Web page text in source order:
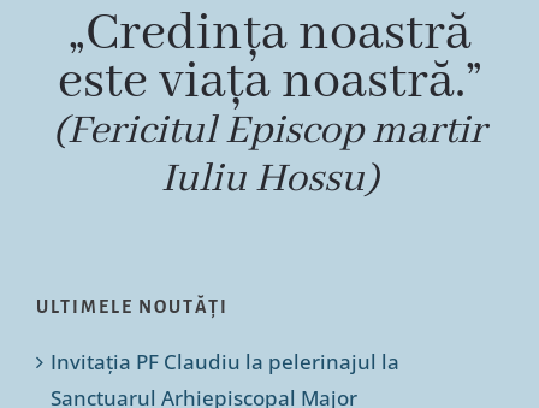
„Credința noastră
este viața noastră.”
(Fericitul Episcop martir
Iuliu Hossu)
ULTIMELE NOUTĂȚI
Invitația PF Claudiu la pelerinajul la
Sanctuarul Arhiepiscopal Major